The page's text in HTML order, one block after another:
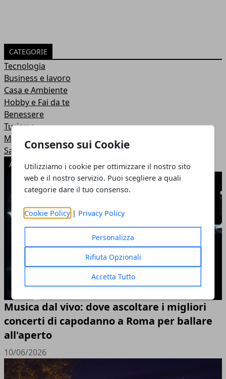
Consenso sui Cookie
Utilizziamo i cookie per ottimizzare il nostro sito
web e il nostro servizio. Puoi scegliere a quali
categorie dare il tuo consenso.
Cookie Policy | Privacy Policy
Personalizza
Rifiuta Opzionali
Accetta Tutto
CATEGORIE
Tecnologia
Business e lavoro
Casa e Ambiente
Hobby e Fai da te
Benessere
Turismo
Moda
Salute
ARTICOLI POPOLARI
Musica dal vivo: dove ascoltare i migliori
concerti di capodanno a Roma per ballare
all'aperto
10/06/2026